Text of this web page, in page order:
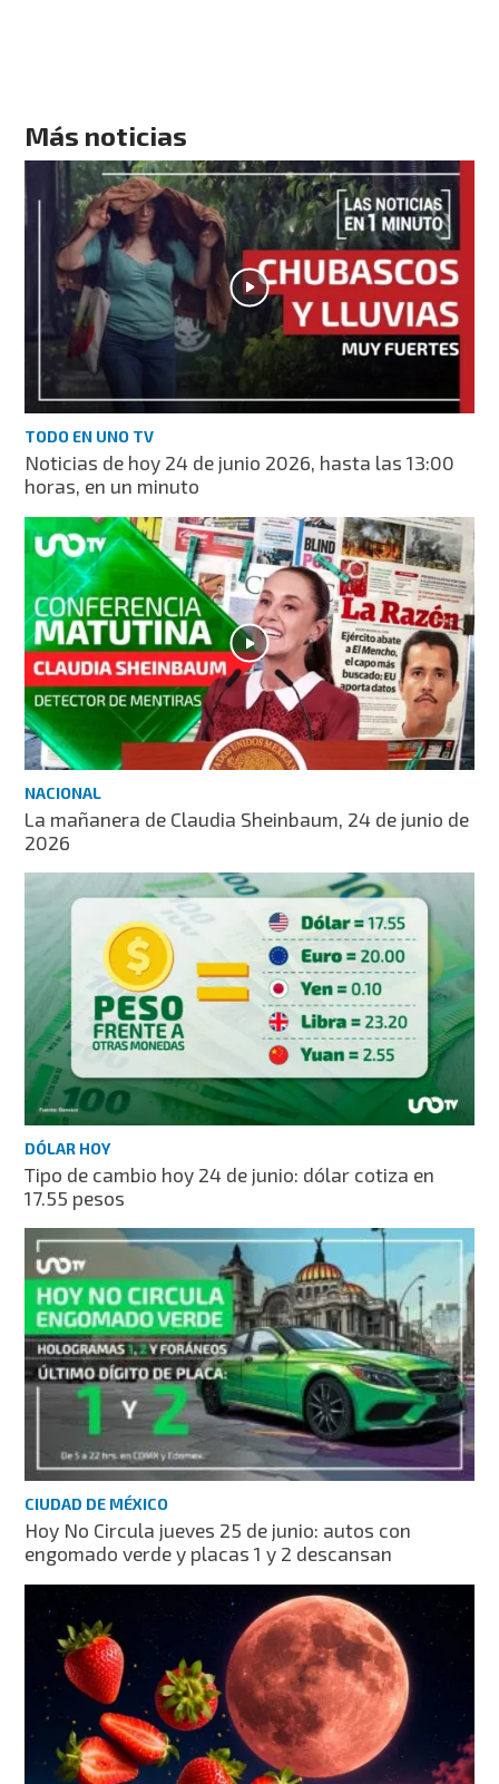
Más noticias
TODO EN UNO TV
Noticias de hoy 24 de junio 2026, hasta las 13:00
horas, en un minuto
NACIONAL
La mañanera de Claudia Sheinbaum, 24 de junio de
2026
DÓLAR HOY
Tipo de cambio hoy 24 de junio: dólar cotiza en
17.55 pesos
CIUDAD DE MÉXICO
Hoy No Circula jueves 25 de junio: autos con
engomado verde y placas 1 y 2 descansan